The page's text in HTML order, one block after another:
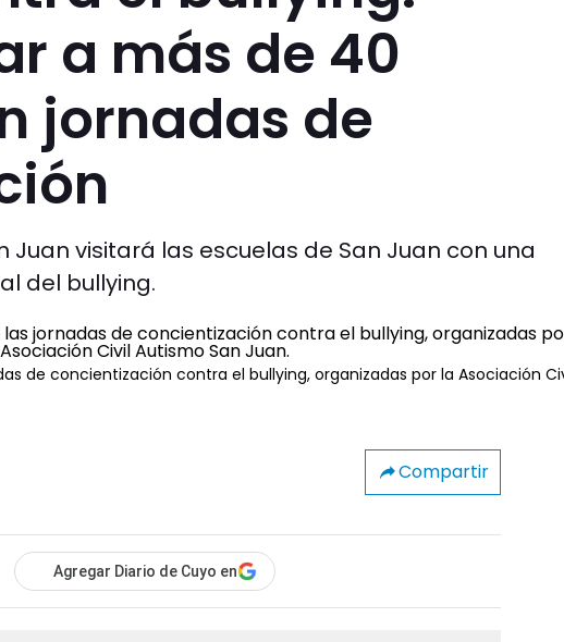
a más de 40
jornadas de
Juan visitará las escuelas de San Juan con una
del bullying.
de concientización contra el bullying, organizadas por la Asociación
Compartir
Agregar Diario de Cuyo en